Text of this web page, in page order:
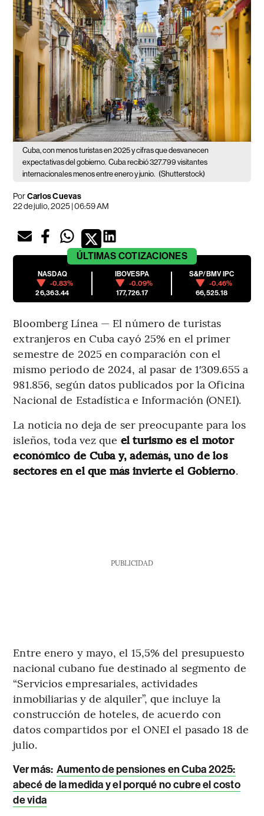
Cuba, con menos turistas en 2025 y cifras que desvanecen
expectativas del gobierno. Cuba recibió 327.799 visitantes
internacionales menos entre enero y junio. (Shutterstock)
PorCarlos Cuevas
22 de julio, 2025 | 06:59 AM
ÚLTIMAS COTIZACIONES
NASDAQ
-0.83%
26,363.44
IBOVESPA
-0.09%
177,726.17
S&P/BMV IPC
-0.46%
66,525.18
Bloomberg Línea — El número de turistas
extranjeros en Cuba cayó 25% en el primer
semestre de 2025 en comparación con el
mismo periodo de 2024, al pasar de 1′309.655 a
981.856, según datos publicados por la Oficina
Nacional de Estadística e Información (ONEI).
La noticia no deja de ser preocupante para los
isleños, toda vez que el turismo es el motor
económico de Cuba y, además, uno de los
sectores en el que más invierte el Gobierno.
PUBLICIDAD
Entre enero y mayo, el 15,5% del presupuesto
nacional cubano fue destinado al segmento de
“Servicios empresariales, actividades
inmobiliarias y de alquiler”, que incluye la
construcción de hoteles, de acuerdo con
datos compartidos por el ONEI el pasado 18 de
julio.
Ver más: Aumento de pensiones en Cuba 2025:
abecé de la medida y el porqué no cubre el costo
de vida